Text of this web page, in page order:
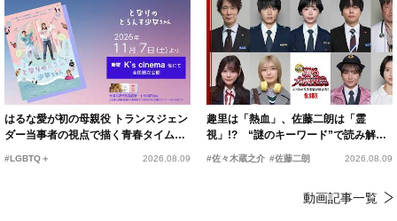
はるな愛が初の母親役 トランスジェン
ダー当事者の視点で描く青春タイムス
#LGBTQ＋ 2026.08.09
趣里は「熱血」、佐藤二朗は「霊
視」!? “謎のキーワード”で読み解く
『踊る大捜査線 N.E.W.』新メンバー
#佐々木蔵之介 #佐藤二朗 2026.08.09
動画記事一覧